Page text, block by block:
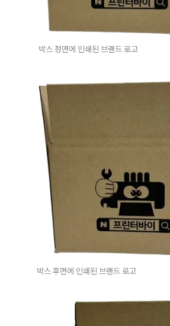
박스 정면에 인쇄된 브랜드 로고
박스 후면에 인쇄된 브랜드 로고